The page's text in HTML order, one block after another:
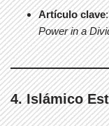
Artículo clave
Power in a
4. Islámico